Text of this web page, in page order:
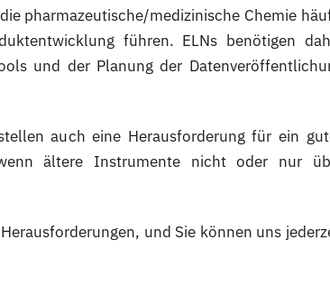
pharmazeutische/medizinische Chemie
führen. ELNs benötigen
und der Planung der
auch eine Herausforderung für ein
ältere Instrumente nicht oder nur
und Sie können uns